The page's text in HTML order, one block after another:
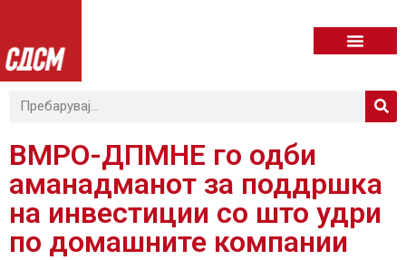
ВМРО-ДПМНЕ го одби
аманадманот за поддршка
на инвестиции со што удри
по домашните компании